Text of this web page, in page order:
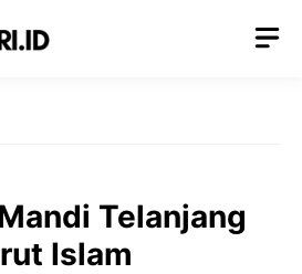
Telanjang
Islam